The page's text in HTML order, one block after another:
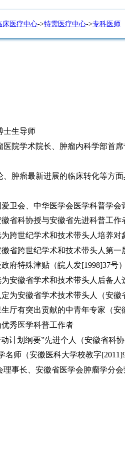
床医疗中心->特需医疗中心->专科医师
士生导师
医院学术院长、肿瘤内科学部首席
、肿瘤最新进展的临床转化等方
卫会、中华医学会医学科普学
省科协授与安徽省先进科普工作
跨世纪学术和技术带头人培养对
省跨世纪学术和技术带头人第一
府特殊津贴（皖人发[1998]37号）
安徽省学术和技术带头人后备人
为安徽省学术技术带头人（安徽
厅有突出贡献的中青年专家（安
秀医学科普工作者
计划纲要”先进个人（安徽省科
名师（安徽医科大学校教字
理事长、安徽省医学会肿瘤学分